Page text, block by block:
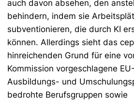
auch davon absehen, den
behindern, indem sie
subventionieren, die durch KI
können. Allerdings sieht das
hinreichenden Grund für eine
Kommission vorgeschlagene
Ausbildungs- und
bedrohte Berufsgruppen sowie